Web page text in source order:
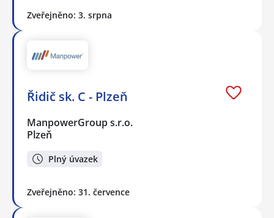
Zveřejněno: 3. srpna
Řidič sk. C - Plzeň
ManpowerGroup s.r.o.
Plzeň
Plný úvazek
Zveřejněno: 31. července